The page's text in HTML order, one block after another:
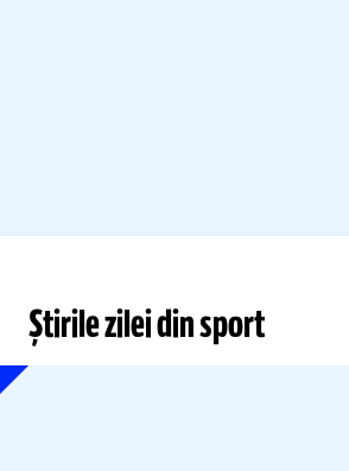
Știrile zilei din sport